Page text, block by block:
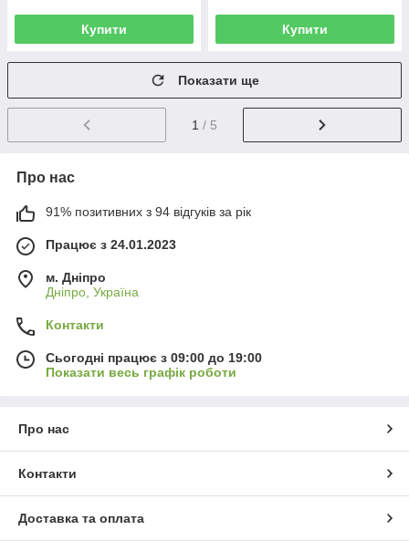
Купити Купити
Показати ще
1 / 5
Про нас
91% позитивних з 94 відгуків за рік
Працює з 24.01.2023
м. Дніпро
Дніпро, Україна
Контакти
Сьогодні працює з 09:00 до 19:00
Показати весь графік роботи
Про нас
Контакти
Доставка та оплата